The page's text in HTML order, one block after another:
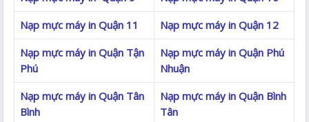
Nạp mực máy in Quận 11
Nạp mực máy in Quận 12
Nạp mực máy in Quận Tận
Phú
Nạp mực máy in Quận Phú
Nhuận
Nạp mực máy in Quận Tân
Bình
Nạp mực máy in Quận Bình
Tân